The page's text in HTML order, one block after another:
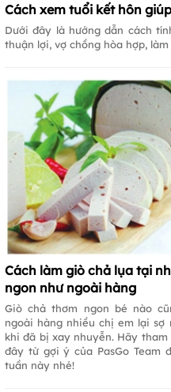
Cách xem tuổi kết hôn
Dưới đây là hướng dẫn cách
thuận lợi, vợ chồng hòa hợp,
Cách làm giò chả lụa tại
ngon như ngoài hàng
Giò chả thơm ngon bé nào
ngoài hàng nhiều chị em lại sợ
khi đã bị xay nhuyễn. Hãy
đây từ gợi ý của PasGo Team
tuần này nhé!